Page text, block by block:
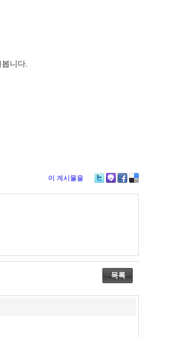
니다.
이 게시물을
목록